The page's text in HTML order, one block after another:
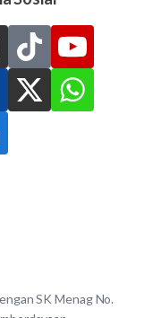
SK Menag No.